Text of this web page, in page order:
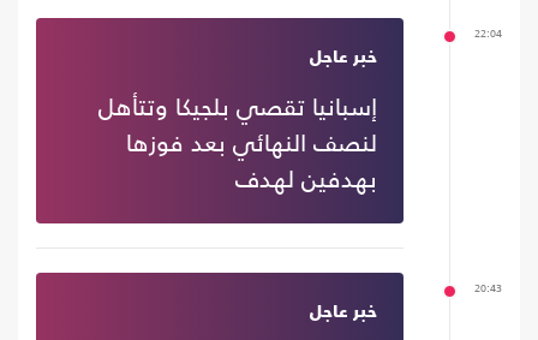
22:04
خبر عاجل
إسبانيا تقصي بلجيكا وتتأهل
لنصف النهائي بعد فوزها
بهدفين لهدف
20:43
خبر عاجل